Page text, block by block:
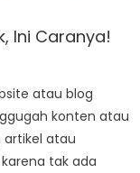
Ini Caranya!
atau blog
konten atau
artikel atau
tak ada